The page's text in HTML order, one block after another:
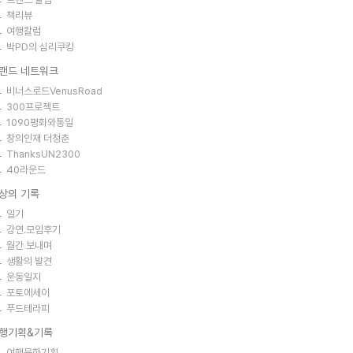
책리뷰
여행칼럼
박PD의 심리쿠킹
드 네트워크
비너스로드VenusRoad
300프로젝트
1090평화와통일
창의인재 더청춘
ThanksUN2300
40라운드
의 기록
일기
강연.모임후기
월간 보내며
생활의 발견
운동일지
포토에세이
푸드테라피
기획&기록